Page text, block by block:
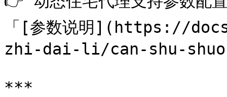
「[参数说明](https://
zhi-dai-li/can-shu-
***